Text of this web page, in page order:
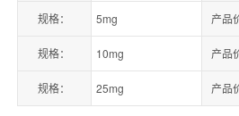
规格： 5mg 产品
规格： 10mg 产品
规格： 25mg 产品